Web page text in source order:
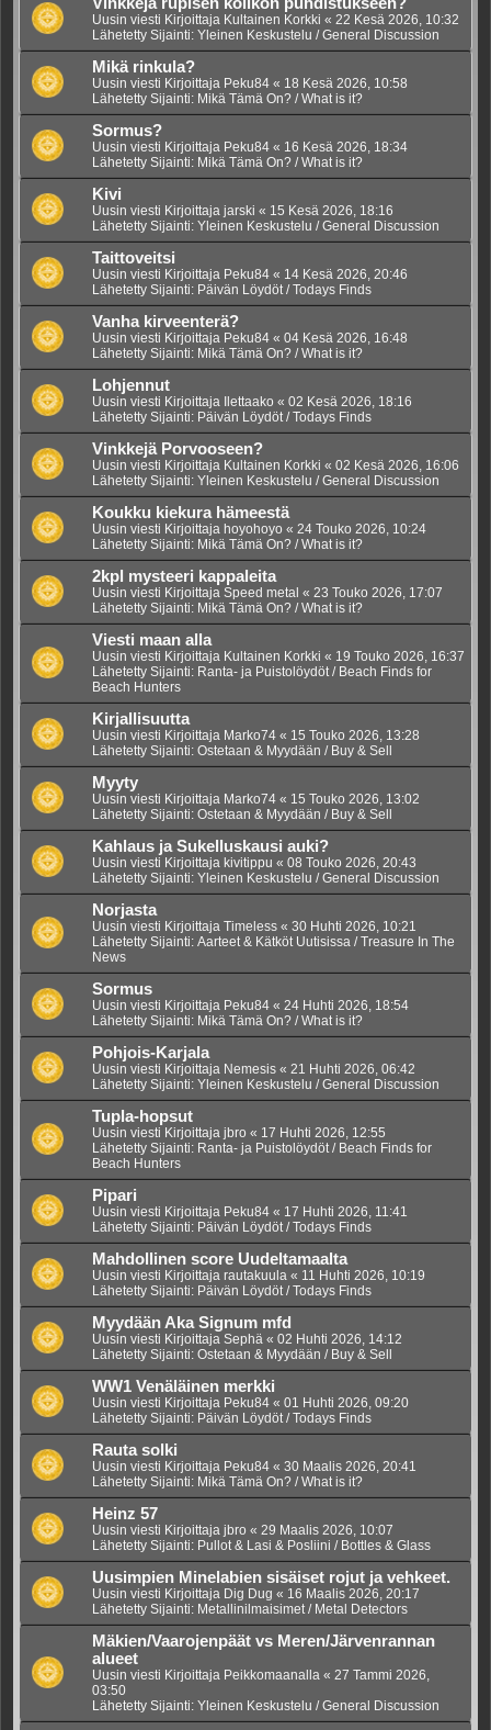
Uusin viesti Kirjoittaja Kultainen Korkki « 22 Kesä 2026, 10:32
Lähetetty Sijainti: Yleinen Keskustelu / General Discussion
Mikä rinkula?
Uusin viesti Kirjoittaja Peku84 « 18 Kesä 2026, 10:58
Lähetetty Sijainti: Mikä Tämä On? / What is it?
Sormus?
Uusin viesti Kirjoittaja Peku84 « 16 Kesä 2026, 18:34
Lähetetty Sijainti: Mikä Tämä On? / What is it?
Kivi
Uusin viesti Kirjoittaja jarski « 15 Kesä 2026, 18:16
Lähetetty Sijainti: Yleinen Keskustelu / General Discussion
Taittoveitsi
Uusin viesti Kirjoittaja Peku84 « 14 Kesä 2026, 20:46
Lähetetty Sijainti: Päivän Löydöt / Todays Finds
Vanha kirveenterä?
Uusin viesti Kirjoittaja Peku84 « 04 Kesä 2026, 16:48
Lähetetty Sijainti: Mikä Tämä On? / What is it?
Lohjennut
Uusin viesti Kirjoittaja Ilettaako « 02 Kesä 2026, 18:16
Lähetetty Sijainti: Päivän Löydöt / Todays Finds
Vinkkejä Porvooseen?
Uusin viesti Kirjoittaja Kultainen Korkki « 02 Kesä 2026, 16:06
Lähetetty Sijainti: Yleinen Keskustelu / General Discussion
Koukku kiekura hämeestä
Uusin viesti Kirjoittaja hoyohoyo « 24 Touko 2026, 10:24
Lähetetty Sijainti: Mikä Tämä On? / What is it?
2kpl mysteeri kappaleita
Uusin viesti Kirjoittaja Speed metal « 23 Touko 2026, 17:07
Lähetetty Sijainti: Mikä Tämä On? / What is it?
Viesti maan alla
Uusin viesti Kirjoittaja Kultainen Korkki « 19 Touko 2026, 16:37
Lähetetty Sijainti: Ranta- ja Puistolöydöt / Beach Finds for
Beach Hunters
Kirjallisuutta
Uusin viesti Kirjoittaja Marko74 « 15 Touko 2026, 13:28
Lähetetty Sijainti: Ostetaan & Myydään / Buy & Sell
Myyty
Uusin viesti Kirjoittaja Marko74 « 15 Touko 2026, 13:02
Lähetetty Sijainti: Ostetaan & Myydään / Buy & Sell
Kahlaus ja Sukelluskausi auki?
Uusin viesti Kirjoittaja kivitippu « 08 Touko 2026, 20:43
Lähetetty Sijainti: Yleinen Keskustelu / General Discussion
Norjasta
Uusin viesti Kirjoittaja Timeless « 30 Huhti 2026, 10:21
Lähetetty Sijainti: Aarteet & Kätköt Uutisissa / Treasure In The
News
Sormus
Uusin viesti Kirjoittaja Peku84 « 24 Huhti 2026, 18:54
Lähetetty Sijainti: Mikä Tämä On? / What is it?
Pohjois-Karjala
Uusin viesti Kirjoittaja Nemesis « 21 Huhti 2026, 06:42
Lähetetty Sijainti: Yleinen Keskustelu / General Discussion
Tupla-hopsut
Uusin viesti Kirjoittaja jbro « 17 Huhti 2026, 12:55
Lähetetty Sijainti: Ranta- ja Puistolöydöt / Beach Finds for
Beach Hunters
Pipari
Uusin viesti Kirjoittaja Peku84 « 17 Huhti 2026, 11:41
Lähetetty Sijainti: Päivän Löydöt / Todays Finds
Mahdollinen score Uudeltamaalta
Uusin viesti Kirjoittaja rautakuula « 11 Huhti 2026, 10:19
Lähetetty Sijainti: Päivän Löydöt / Todays Finds
Myydään Aka Signum mfd
Uusin viesti Kirjoittaja Sephä « 02 Huhti 2026, 14:12
Lähetetty Sijainti: Ostetaan & Myydään / Buy & Sell
WW1 Venäläinen merkki
Uusin viesti Kirjoittaja Peku84 « 01 Huhti 2026, 09:20
Lähetetty Sijainti: Päivän Löydöt / Todays Finds
Rauta solki
Uusin viesti Kirjoittaja Peku84 « 30 Maalis 2026, 20:41
Lähetetty Sijainti: Mikä Tämä On? / What is it?
Heinz 57
Uusin viesti Kirjoittaja jbro « 29 Maalis 2026, 10:07
Lähetetty Sijainti: Pullot & Lasi & Posliini / Bottles & Glass
Uusimpien Minelabien sisäiset rojut ja vehkeet.
Uusin viesti Kirjoittaja Dig Dug « 16 Maalis 2026, 20:17
Lähetetty Sijainti: Metallinilmaisimet / Metal Detectors
Mäkien/Vaarojenpäät vs Meren/Järvenrannan
alueet
Uusin viesti Kirjoittaja Peikkomaanalla « 27 Tammi 2026,
03:50
Lähetetty Sijainti: Yleinen Keskustelu / General Discussion